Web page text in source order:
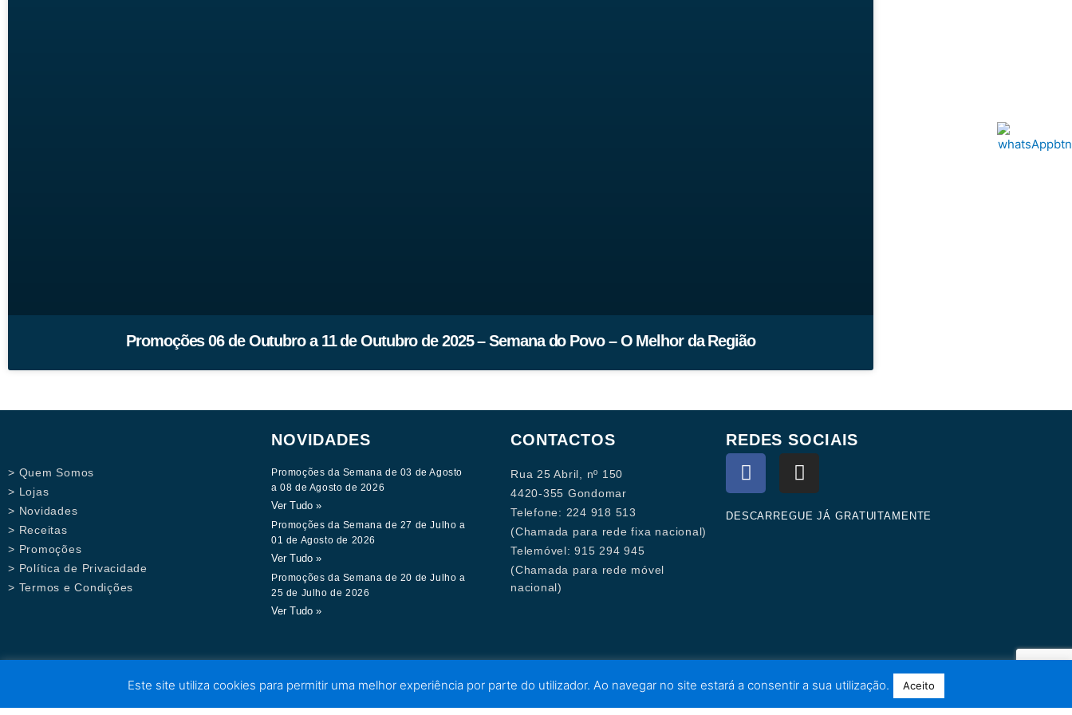
Promoções 06 de Outubro a 11 de Outubro de 2025 – Semana do Povo – O Melhor da Região
> Quem Somos
> Lojas
> Novidades
> Receitas
> Promoções
> Política de Privacidade
> Termos e Condições
NOVIDADES
Promoções da Semana de 03 de Agosto
a 08 de Agosto de 2026
Ver Tudo »
Promoções da Semana de 27 de Julho a
01 de Agosto de 2026
Ver Tudo »
Promoções da Semana de 20 de Julho a
25 de Julho de 2026
Ver Tudo »
CONTACTOS
Rua 25 Abril, nº 150
4420-355 Gondomar
Telefone: 224 918 513
(Chamada para rede fixa nacional)
Telemóvel: 915 294 945
(Chamada para rede móvel
nacional)
REDES SOCIAIS
F
a
c
e
I
n
s
t
DESCARREGUE JÁ GRATUITAMENTE
Este site utiliza cookies para permitir uma melhor experiência por parte do utilizador. Ao navegar no site estará a consentir a sua utilização. Aceito